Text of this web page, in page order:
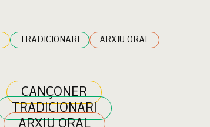
TRADICIONARI ARXIU ORAL
CANÇONER
TRADICIONARI
ARXIU ORAL